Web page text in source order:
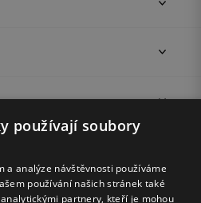
používají soubory
a analýze návštěvnosti používáme
používání našich stránek také
partnery, kteří je mohou